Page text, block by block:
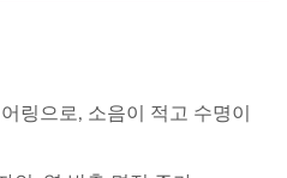
링으로, 소음이 적고 수명이